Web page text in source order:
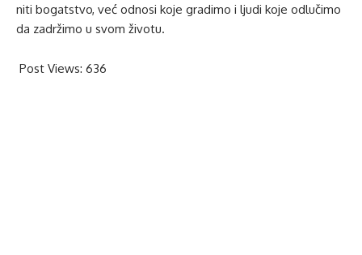
niti bogatstvo, već odnosi koje gradimo i ljudi koje odlučimo
da zadržimo u svom životu.
Post Views: 636